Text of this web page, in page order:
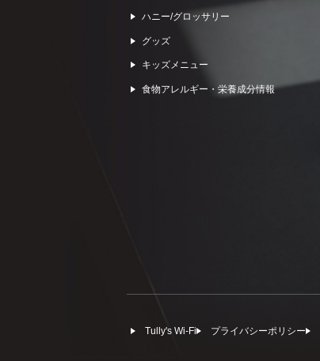
ハニー/グロッサリー
グッズ
キッズメニュー
食物アレルギー・栄養成分情報
Tully's Wi-Fi プライバシーポリシー